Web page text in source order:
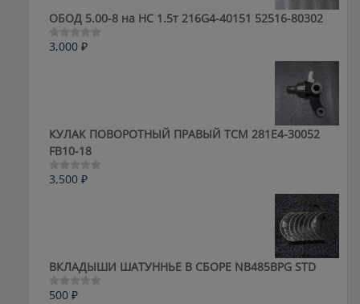
ОБОД 5.00-8 на HC 1.5т 216G4-40151 52516-80302
Оценка
3,000 ₽
КУЛАК ПОВОРОТНЫЙ ПРАВЫЙ ТСМ 281E4-30052
FB10-18
Оценка
3,500 ₽
ВКЛАДЫШИ ШАТУННЬЕ В СБОРЕ NB485BPG STD
Оценка
500 ₽